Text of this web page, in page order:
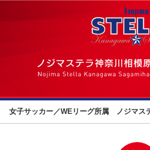
女子サッカー／WEリーグ所属 ノジマス